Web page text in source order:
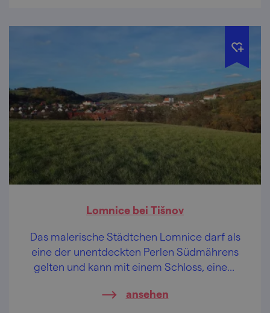
Lomnice bei Tišnov
Das malerische Städtchen Lomnice darf als
eine der unentdeckten Perlen Südmährens
gelten und kann mit einem Schloss, einem
Bierkönigs Gambrinus, aber auch mit einem
ansehen